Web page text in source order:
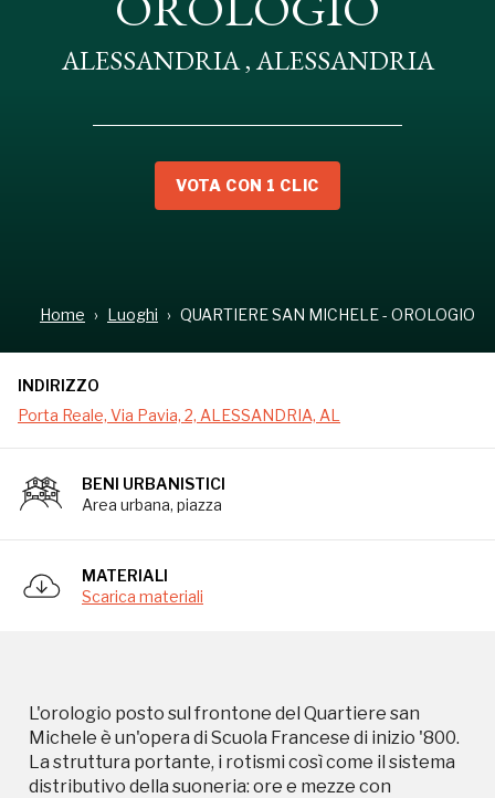
ALESSANDRIA , ALESSANDRIA
VOTA CON 1 CLIC
Home Luoghi QUARTIERE SAN MICHELE - OROLOGIO
INDIRIZZO
Porta Reale, Via Pavia, 2, ALESSANDRIA, AL
BENI URBANISTICI
Area urbana, piazza
MATERIALI
Scarica materiali
L'orologio posto sul frontone del Quartiere san
Michele è un'opera di Scuola Francese di inizio '800.
La struttura portante, i rotismi così come il sistema
distributivo della suoneria: ore e mezze con
INDIRIZZO
L'orologio posto sul frontone del Quartiere san
Michele è un'opera di Scuola Francese di inizio '800.
La struttura portante, i rotismi così come il sistema
la stessa impostazione degli orologi della Guerra
Francese. Il quadrante mostra sia le ore italiche (le
e più precisamente quello che batteva le ore
italiche ed il cui meccanismo è stato poi trasformato
per battere le ore francesi ( di 12 in 12).